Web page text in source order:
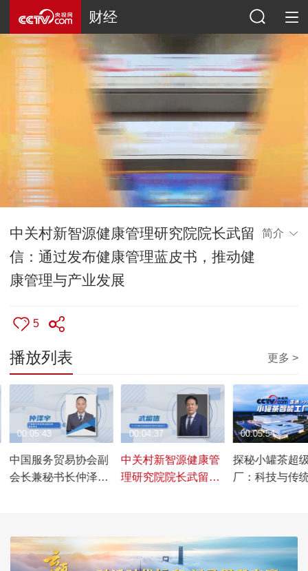
财经
中关村新智源健康管理研究院院长武留
信：通过发布健康管理蓝皮书，推动健
康管理与产业发展
简介
5
播放列表 更多 >
中国服务贸易协会副
会长兼秘书长仲泽
质量发展
00:05:43
中关村新智源健康管
理研究院院长武留
00:04:37
探秘小罐茶超
厂：科技与传
00:05:54